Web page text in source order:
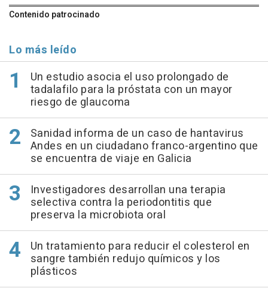
Contenido patrocinado
Lo más leído
Un estudio asocia el uso prolongado de
tadalafilo para la próstata con un mayor
riesgo de glaucoma
Sanidad informa de un caso de hantavirus
Andes en un ciudadano franco-argentino que
se encuentra de viaje en Galicia
Investigadores desarrollan una terapia
selectiva contra la periodontitis que
preserva la microbiota oral
Un tratamiento para reducir el colesterol en
sangre también redujo químicos y los
plásticos